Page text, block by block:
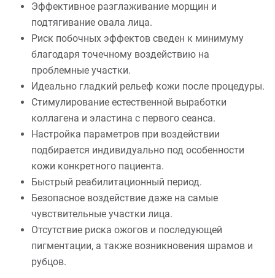
Эффективное разглаживание морщин и
подтягивание овала лица.
Риск побочных эффектов сведен к минимуму
благодаря точечному воздействию на
проблемные участки.
Идеально гладкий рельеф кожи после процедуры.
Стимулирование естественной выработки
коллагена и эластина с первого сеанса.
Настройка параметров при воздействии
подбирается индивидуально под особенности
кожи конкретного пациента.
Быстрый реабилитационный период.
Безопасное воздействие даже на самые
чувствительные участки лица.
Отсутствие риска ожогов и последующей
пигментации, а также возникновения шрамов и
рубцов.